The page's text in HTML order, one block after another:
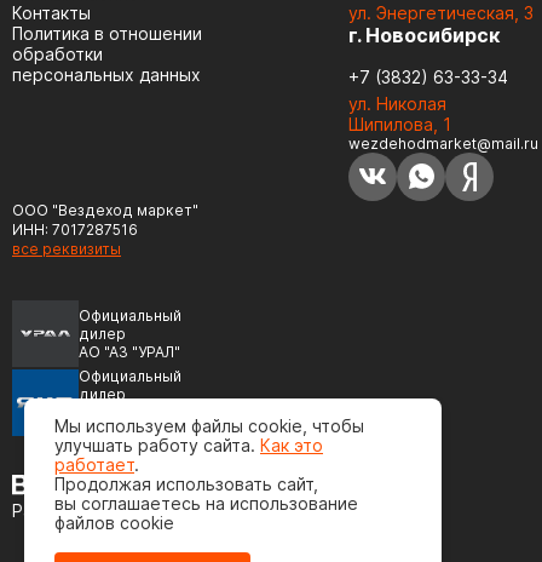
ООО "Вездеход маркет"
ИНН: 7017287516
все реквизиты
Официальный
дилер
АО "АЗ "УРАЛ"
Официальный
дилер
(ЯМЗ)
Разработка сайта
Контакты
Политика в отношении
обработки
персональных данных
ул. Энергетическая, 3
г. Новосибирск
+7 (3832) 63-33-34
ул. Николая
Шипилова, 1
wezdehodmarket@mail.ru
Мы используем файлы cookie, чтобы
улучшать работу сайта. Как это
работает.
Продолжая использовать сайт,
вы соглашаетесь на использование
файлов cookie